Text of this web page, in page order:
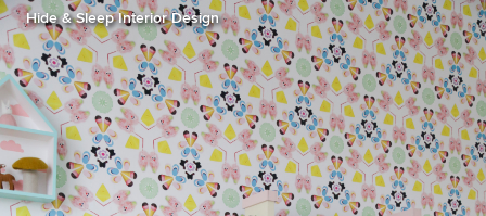
Hide & Sleep Interior Design